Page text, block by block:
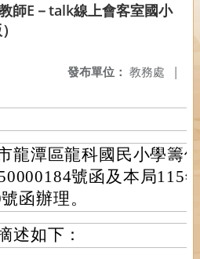
師E－talk線上會客室國小
發布單位： 教務處 |
龍潭區龍科國民小學籌
號函及本局115
函辦理。
述如下：